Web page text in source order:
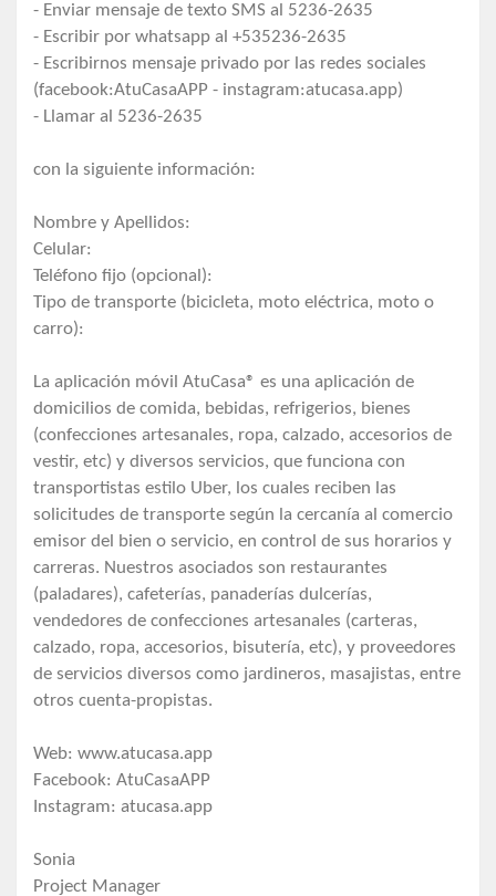
- Enviar mensaje de texto SMS al 5236-2635
- Escribir por whatsapp al +535236-2635
- Escribirnos mensaje privado por las redes sociales
(facebook:AtuCasaAPP - instagram:atucasa.app)
- Llamar al 5236-2635
con la siguiente información:
Nombre y Apellidos:
Celular:
Teléfono fijo (opcional):
Tipo de transporte (bicicleta, moto eléctrica, moto o
carro):
La aplicación móvil AtuCasa® es una aplicación de
domicilios de comida, bebidas, refrigerios, bienes
(confecciones artesanales, ropa, calzado, accesorios de
vestir, etc) y diversos servicios, que funciona con
transportistas estilo Uber, los cuales reciben las
solicitudes de transporte según la cercanía al comercio
emisor del bien o servicio, en control de sus horarios y
carreras. Nuestros asociados son restaurantes
(paladares), cafeterías, panaderías dulcerías,
vendedores de confecciones artesanales (carteras,
calzado, ropa, accesorios, bisutería, etc), y proveedores
de servicios diversos como jardineros, masajistas, entre
otros cuenta-propistas.
Web: www.atucasa.app
Facebook: AtuCasaAPP
Instagram: atucasa.app
Sonia
Project Manager